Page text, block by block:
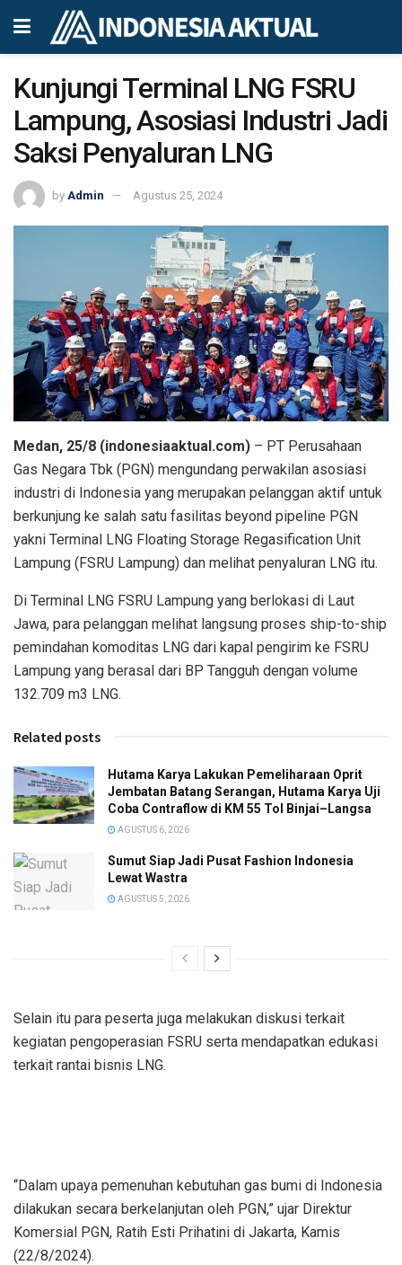
Kunjungi Terminal LNG FSRU
Lampung, Asosiasi Industri Jadi
Saksi Penyaluran LNG
by Admin Agustus 25, 2024
Medan, 25/8 (indonesiaaktual.com) – PT Perusahaan
Gas Negara Tbk (PGN) mengundang perwakilan asosiasi
industri di Indonesia yang merupakan pelanggan aktif untuk
berkunjung ke salah satu fasilitas beyond pipeline PGN
yakni Terminal LNG Floating Storage Regasification Unit
Lampung (FSRU Lampung) dan melihat penyaluran LNG itu.
Di Terminal LNG FSRU Lampung yang berlokasi di Laut
Jawa, para pelanggan melihat langsung proses ship-to-ship
pemindahan komoditas LNG dari kapal pengirim ke FSRU
Lampung yang berasal dari BP Tangguh dengan volume
132.709 m3 LNG.
Related posts
Hutama Karya Lakukan Pemeliharaan Oprit
Jembatan Batang Serangan, Hutama Karya Uji
Coba Contraflow di KM 55 Tol Binjai–Langsa
AGUSTUS 6, 2026
Sumut Siap Jadi Pusat Fashion Indonesia
Lewat Wastra
AGUSTUS 5, 2026
Selain itu para peserta juga melakukan diskusi terkait
kegiatan pengoperasian FSRU serta mendapatkan edukasi
terkait rantai bisnis LNG.
“Dalam upaya pemenuhan kebutuhan gas bumi di Indonesia
dilakukan secara berkelanjutan oleh PGN,” ujar Direktur
Komersial PGN, Ratih Esti Prihatini di Jakarta, Kamis
(22/8/2024).